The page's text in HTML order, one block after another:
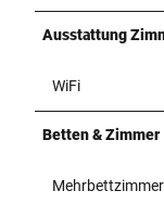
Ausstattung
WiFi
Betten & Zimmer
Mehrbettzimmer